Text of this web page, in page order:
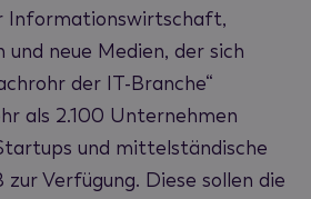
Informationswirtschaft,
und neue Medien, der sich
der IT-Branche“
als 2.100 Unternehmen
und mittelständische
Verfügung. Diese sollen die